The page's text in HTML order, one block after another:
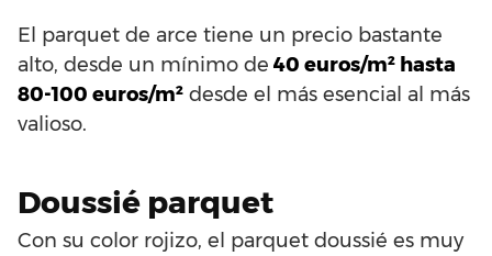
El parquet de arce tiene un precio bastante
alto, desde un mínimo de 40 euros/m² hasta
80-100 euros/m² desde el más esencial al más
valioso.
Doussié parquet
Con su color rojizo, el parquet doussié es muy